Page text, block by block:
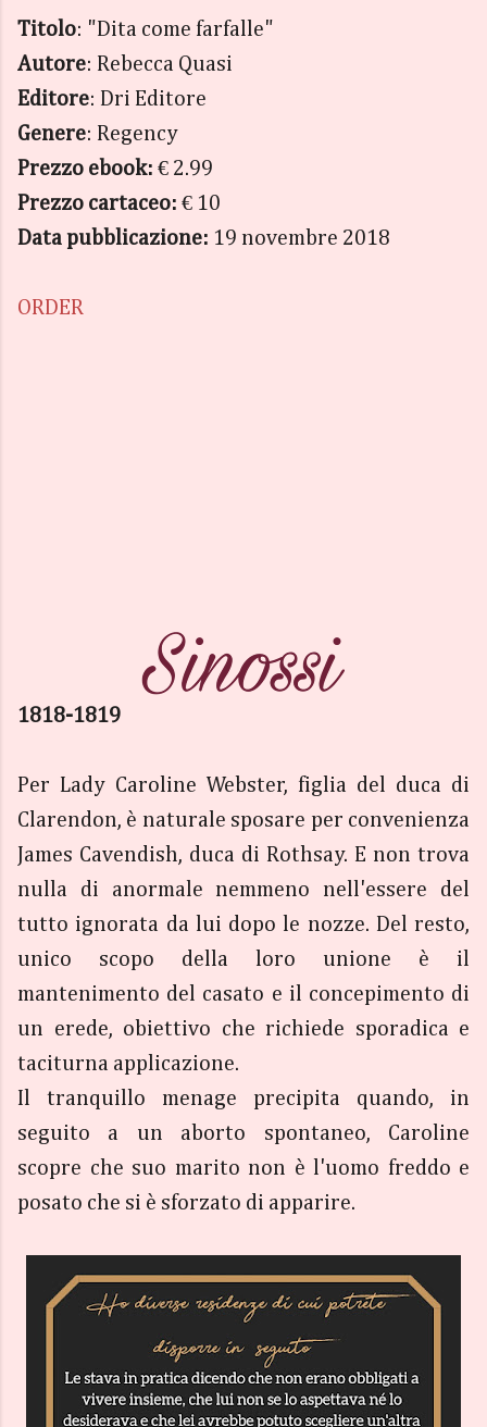
Titolo: "Dita come farfalle"
Autore: Rebecca Quasi
Editore: Dri Editore
Genere: Regency
Prezzo ebook: € 2.99
Prezzo cartaceo: € 10
Data pubblicazione: 19 novembre 2018
ORDER
1818-1819
Per Lady Caroline Webster, figlia del duca di
Clarendon, è naturale sposare per convenienza
James Cavendish, duca di Rothsay. E non trova
nulla di anormale nemmeno nell'essere del
tutto ignorata da lui dopo le nozze. Del resto,
unico scopo della loro unione è il
mantenimento del casato e il concepimento di
un erede, obiettivo che richiede sporadica e
taciturna applicazione.
Il tranquillo menage precipita quando, in
seguito a un aborto spontaneo, Caroline
scopre che suo marito non è l'uomo freddo e
posato che si è sforzato di apparire.